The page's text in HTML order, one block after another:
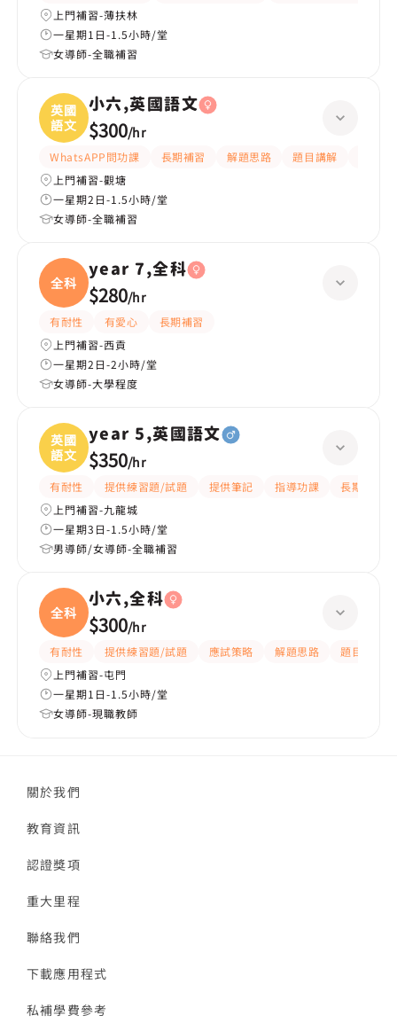
上門補習-薄扶林
一星期1日-1.5小時/堂
女導師-全職補習
英國
語文
小六,英國語文
$300/hr
WhatsAPP問功課 長期補習 解題思路 題目講解
上門補習-觀塘
一星期2日-1.5小時/堂
女導師-全職補習
全科
year 7,全科
$280/hr
有耐性 有愛心
長期補習
上門補習-西貢
一星期2日-2小時/堂
女導師-大學程度
英國
語文
year 5,英國語文
$350/hr
有耐性 提供練習題/試題 提供筆記 指導功課
長期補習
上門補習-九龍城
一星期3日-1.5小時/堂
男導師/女導師-全職補習
全科
小六,全科
$300/hr
有耐性 提供練習題/試題 應試策略 解題思路
題目講解
上門補習-屯門
一星期1日-1.5小時/堂
女導師-現職教師
關於我們
教育資訊
認證獎項
重大里程
聯絡我們
下載應用程式
私補學費參考